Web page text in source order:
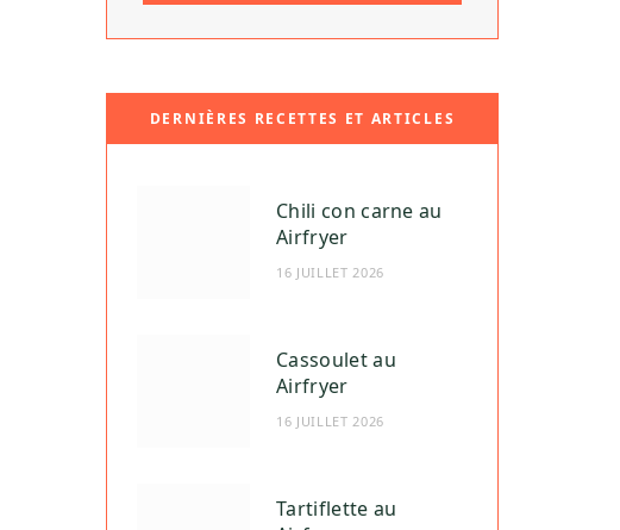
DERNIÈRES RECETTES ET ARTICLES
Chili con carne au
Airfryer
16 JUILLET 2026
Cassoulet au
Airfryer
16 JUILLET 2026
Tartiflette au